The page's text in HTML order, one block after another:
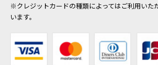
※クレジットカードの種類によってはご利用いた
います。